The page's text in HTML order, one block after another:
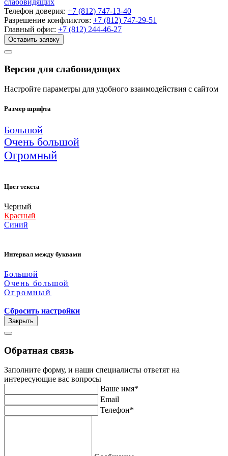
слабовидящих
Телефон доверия: +7 (812) 747-13-40
Разрешение конфликтов: +7 (812) 747-29-51
Главный офис: +7 (812) 244-46-27
Оставить заявку
Версия для слабовидящих
Настройте параметры для удобного взаимодействия с сайтом
Размер шрифта
Большой
Очень большой
Огромный
Цвет текста
Черный
Красный
Синий
Интервал между буквами
Большой
Очень большой
Огромный
Сбросить настройки
Закрыть
Обратная связь
Заполните форму, и наши специалисты ответят на
интересующие вас вопросы
Ваше имя*
Email
Телефон*